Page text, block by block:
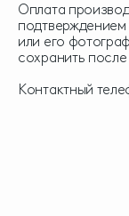
Оплата
подтверждением
или его
сохранить
Контактный